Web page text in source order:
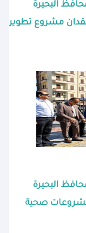
البحيرة
مشروع تطوير
البحيرة
مشروعات صحية